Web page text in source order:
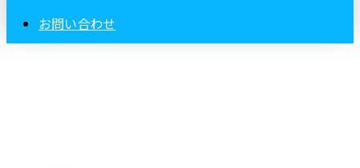
お問い合わせ